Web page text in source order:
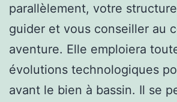
parallèlement, votre
guider et vous conseiller au
aventure. Elle emploiera
évolutions technologiques
avant le bien à bassin. Il se